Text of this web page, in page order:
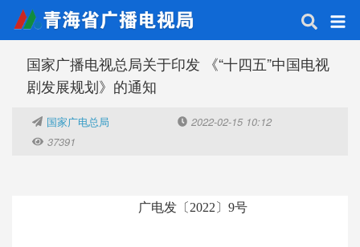
国家广播电视总局关于印发 《“十四五”中国电视
剧发展规划》的通知
国家广电总局
2022-02-15 10:12
37391
广电发〔2022〕9号